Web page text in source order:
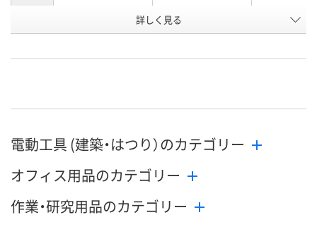
JE66487 JE66490
詳しく見る
電動工具 (建築・はつり）のカテゴリー
オフィス用品のカテゴリー
作業・研究用品のカテゴリー